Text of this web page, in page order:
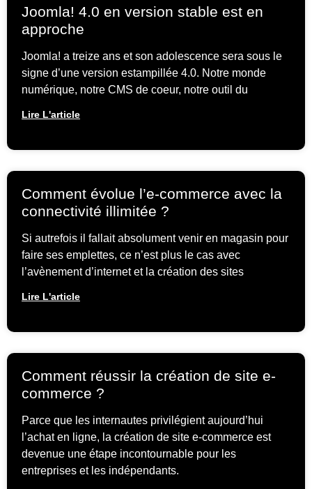
Joomla! 4.0 en version stable est en
approche
Joomla! a treize ans et son adolescence sera sous le
signe d’une version estampillée 4.0. Notre monde
numérique, notre CMS de coeur, notre outil du
Lire L'article
Comment évolue l’e-commerce avec la
connectivité illimitée ?
Si autrefois il fallait absolument venir en magasin pour
faire ses emplettes, ce n’est plus le cas avec
l’avènement d’internet et la création des sites
Lire L'article
Comment réussir la création de site e-
commerce ?
Parce que les internautes privilégient aujourd’hui
l’achat en ligne, la création de site e-commerce est
devenue une étape incontournable pour les
entreprises et les indépendants.